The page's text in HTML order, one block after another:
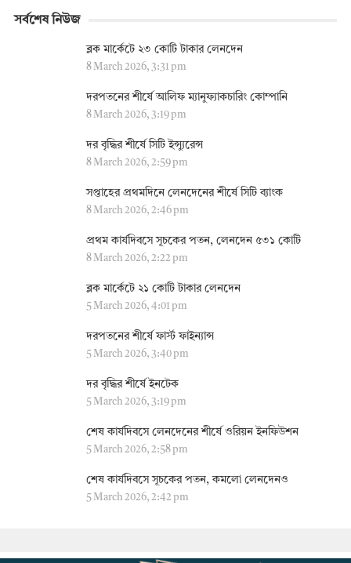
সর্বশেষ নিউজ
ব্লক মার্কেটে ২৩ কোটি টাকার লেনদেন
8 March 2026, 3:31 pm
দরপতনের শীর্ষে আলিফ ম্যানুফ্যাকচারিং কোম্পানি
8 March 2026, 3:19 pm
দর বৃদ্ধির শীর্ষে সিটি ইন্স্যুরেন্স
8 March 2026, 2:59 pm
সপ্তাহের প্রথমদিনে লেনদেনের শীর্ষে সিটি ব্যাংক
8 March 2026, 2:46 pm
প্রথম কার্যদিবসে সূচকের পতন, লেনদেন ৫৩১ কোটি
8 March 2026, 2:22 pm
ব্লক মার্কেটে ২১ কোটি টাকার লেনদেন
5 March 2026, 4:01 pm
দরপতনের শীর্ষে ফার্স্ট ফাইন্যান্স
5 March 2026, 3:40 pm
দর বৃদ্ধির শীর্ষে ইনটেক
5 March 2026, 3:19 pm
শেষ কার্যদিবসে লেনদেনের শীর্ষে ওরিয়ন ইনফিউশন
5 March 2026, 2:58 pm
শেষ কার্যদিবসে সূচকের পতন, কমলো লেনদেনও
5 March 2026, 2:42 pm